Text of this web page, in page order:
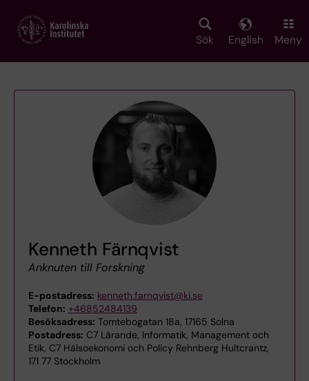
main
Sök English Meny
Kenneth Färnqvist
Anknuten till Forskning
E-postadress: kenneth.farnqvist@ki.se
Telefon: +46852484139
Besöksadress: Tomtebogatan 18a, 17165 Solna
Postadress: C7 Lärande, Informatik, Management och
Etik, C7 Hälsoekonomi och Policy Rehnberg Hultcrantz,
171 77 Stockholm